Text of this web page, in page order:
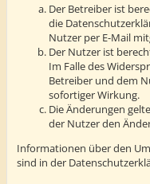
Der Betreiber ist
die
Nutzer per E-Mail
Der Nutzer ist
Im Falle des
Betreiber und dem
sofortiger Wirkung.
Die Änderungen
der Nutzer den
Informationen über den
sind in der